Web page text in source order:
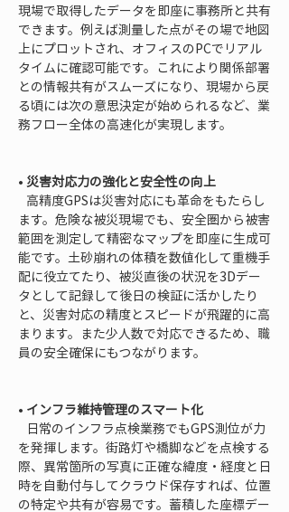
現場で取得したデータを即座に事務所と共有
できます。例えば測量した点がその場で地図
上にプロットされ、オフィスのPCでリアル
タイムに確認可能です。これにより関係部署
との情報共有がスムーズになり、現場から戻
る頃には次の意思決定が始められるなど、業
務フロー全体の高速化が実現します。
• 災害対応力の強化と安全性の向上
ます。危険な被災現場でも、安全圏から被害
範囲を測定して精密なマップを即座に生成可
能です。土砂崩れの体積を数値化して重機手
配に役立てたり、被災直後の状況を3Dデー
タとして記録して後日の検証に活かしたり
と、災害対応の精度とスピードが飛躍的に高
まります。また少人数で対応できるため、職
員の安全確保にもつながります。
• インフラ維持管理のスマート化
を発揮します。街路灯や橋脚などを点検する
際、異常箇所の写真に正確な緯度・経度と日
時を自動付与してクラウド保存すれば、位置
の特定や共有が容易です。蓄積した座標デー